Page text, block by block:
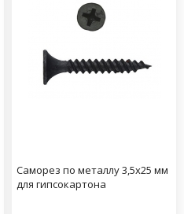
Саморез по металлу 3,5х25 мм
для гипсокартона